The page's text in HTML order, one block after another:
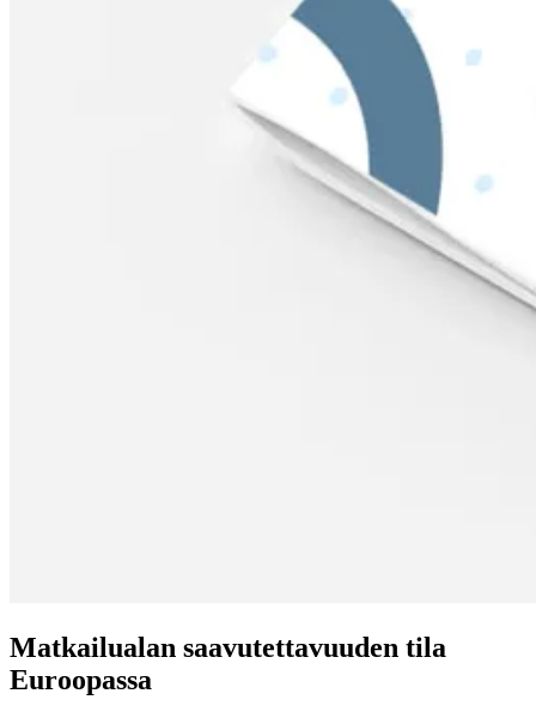
Matkailualan saavutettavuuden tila
Euroopassa